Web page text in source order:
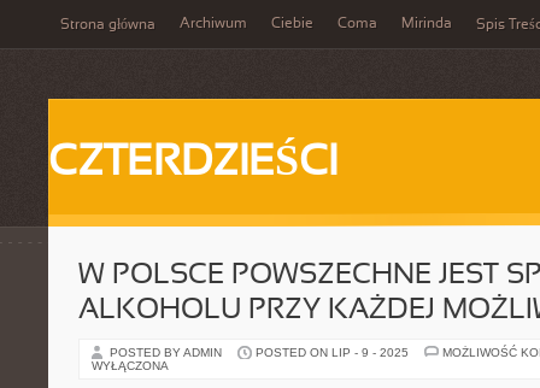
Strona główna Archiwum Ciebie Coma Mirinda Spis
CZTERDZIEŚCI
W POLSCE POWSZECHNE JEST
ALKOHOLU PRZY KAŻDEJ
POSTED BY ADMIN POSTED ON LIP - 9 - 2025
MOŻLIWOŚĆ
WYŁĄCZONA